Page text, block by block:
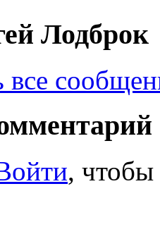
Лодброк
все
, чтобы